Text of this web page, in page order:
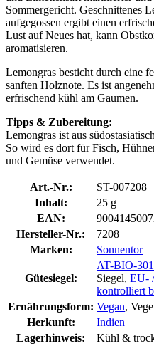
Sommergericht. Geschnittenes
aufgegossen ergibt einen
Lust auf Neues hat, kann
aromatisieren.
Lemongras besticht durch eine
sanften Holznote. Es ist
erfrischend kühl am Gaumen.
Tipps & Zubereitung:
Lemongras ist aus
So wird es dort für Fisch,
und Gemüse verwendet.
Art.-Nr.:
ST-007208
Inhalt:
25 g
EAN:
Hersteller-Nr.:
7208
Marken:
Sonnentor
Gütesiegel:
AT-BIO-301
Siegel, EU-
kontrolliert
Ernährungsform: Vegan,
Herkunft:
Indien
Lagerhinweis:
Kühl &